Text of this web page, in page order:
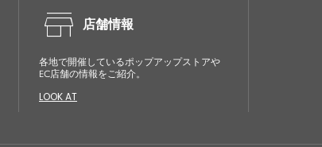
store 店舗情報
各地で開催しているポップアップストアや
EC店舗の情報をご紹介。
LOOK AT